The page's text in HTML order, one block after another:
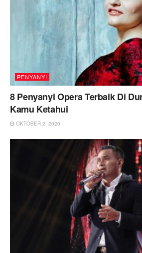
PENYANYI
8 Penyanyi Opera Terbaik Di
Kamu Ketahui
OKTOBER 2, 2020